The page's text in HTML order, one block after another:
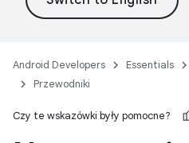
Android Developers Essentials
Przewodniki
Czy te wskazówki były pomocne?